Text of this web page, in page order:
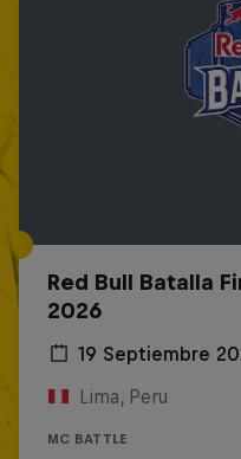
Red Bull Batalla
2026
19 Septiembre
Lima, Peru
MC BATTLE